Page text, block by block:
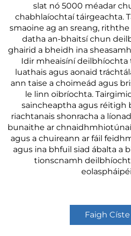
slat nó 5000 méadar
chabhlaíochtaí táirgeachta.
smaoine ag an sreang,
datha an-bhaitsí chun
ghairid a bheidh ina
Idir mheaisíní deilbhíochta
luathais agus aonaid
ann taise a choimeád agus
le linn oibríochta.
saincheaptha agus réitigh
riachtanais shonracha a
bunaithe ar
agus a chuireann ar fáil
agus ina bhfuil siad ábalta a
tionscnamh
Faigh Císte